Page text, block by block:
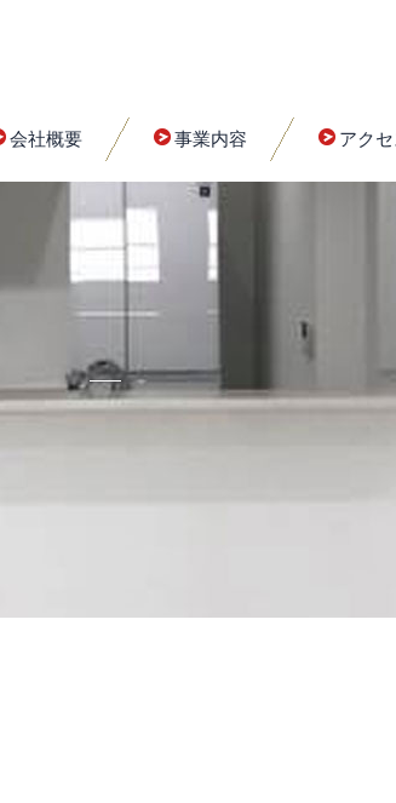
会社概要 事業内容 アクセ